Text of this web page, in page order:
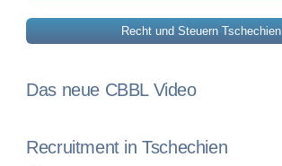
Recht und Steuern Tschechien
Das neue CBBL Video
Recruitment in Tschechien